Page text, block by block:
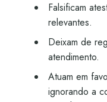
Falsificam
relevantes.
Deixam de
atendimento.
Atuam em
ignorando a